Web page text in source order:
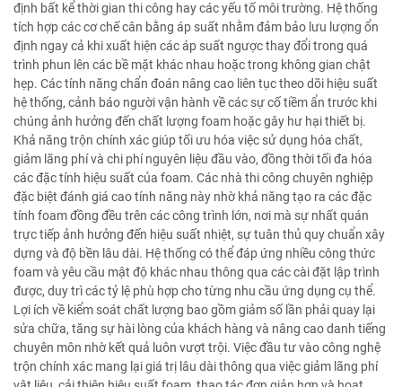
định bất kể thời gian thi công hay các yếu tố môi trường. Hệ thống
tích hợp các cơ chế cân bằng áp suất nhằm đảm bảo lưu lượng ổn
định ngay cả khi xuất hiện các áp suất ngược thay đổi trong quá
trình phun lên các bề mặt khác nhau hoặc trong không gian chật
hẹp. Các tính năng chẩn đoán nâng cao liên tục theo dõi hiệu suất
hệ thống, cảnh báo người vận hành về các sự cố tiềm ẩn trước khi
chúng ảnh hưởng đến chất lượng foam hoặc gây hư hại thiết bị.
Khả năng trộn chính xác giúp tối ưu hóa việc sử dụng hóa chất,
giảm lãng phí và chi phí nguyên liệu đầu vào, đồng thời tối đa hóa
các đặc tính hiệu suất của foam. Các nhà thi công chuyên nghiệp
đặc biệt đánh giá cao tính năng này nhờ khả năng tạo ra các đặc
tính foam đồng đều trên các công trình lớn, nơi mà sự nhất quán
trực tiếp ảnh hưởng đến hiệu suất nhiệt, sự tuân thủ quy chuẩn xây
dựng và độ bền lâu dài. Hệ thống có thể đáp ứng nhiều công thức
foam và yêu cầu mật độ khác nhau thông qua các cài đặt lập trình
được, duy trì các tỷ lệ phù hợp cho từng nhu cầu ứng dụng cụ thể.
Lợi ích về kiểm soát chất lượng bao gồm giảm số lần phải quay lại
sửa chữa, tăng sự hài lòng của khách hàng và nâng cao danh tiếng
chuyên môn nhờ kết quả luôn vượt trội. Việc đầu tư vào công nghệ
trộn chính xác mang lại giá trị lâu dài thông qua việc giảm lãng phí